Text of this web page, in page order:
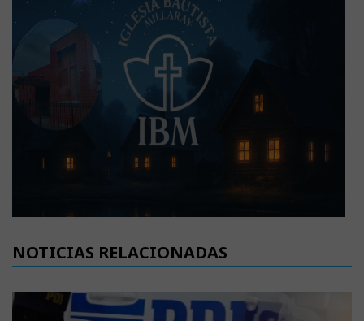
NOTICIAS RELACIONADAS